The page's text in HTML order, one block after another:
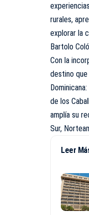
rurales,
explorar la
Bartolo
Con la
destino
de los
amplía su
Sur,
Leer